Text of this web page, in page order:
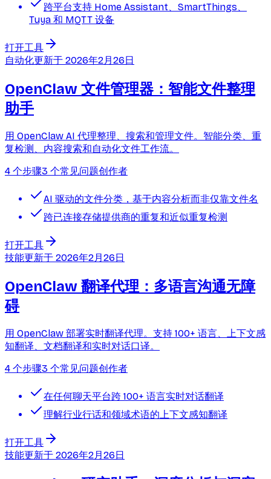
跨平台支持 Home Assistant、SmartThings、
Tuya 和 MQTT 设备
打开工具
自动化更新于 2026年2月26日
OpenClaw 文件管理器：智能文件整理
助手
用 OpenClaw AI 代理整理、搜索和管理文件。智能分类、重
复检测、内容搜索和自动化文件工作流。
4 个步骤3 个常见问题创作者
AI 驱动的文件分类，基于内容分析而非仅靠文件名
跨已连接存储提供商的重复和近似重复检测
打开工具
技能更新于 2026年2月26日
OpenClaw 翻译代理：多语言沟通无障
碍
用 OpenClaw 部署实时翻译代理。支持 100+ 语言、上下文感
知翻译、文档翻译和实时对话口译。
4 个步骤3 个常见问题创作者
在任何聊天平台跨 100+ 语言实时对话翻译
理解行业行话和领域术语的上下文感知翻译
打开工具
技能更新于 2026年2月26日